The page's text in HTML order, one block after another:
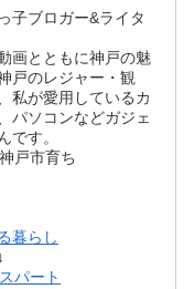
子ブロガー&ライタ
画とともに神戸の魅
戸のレジャー・観
私が愛用しているカ
パソコンなどガジェ
です。
戸市育ち
暮らし
パート